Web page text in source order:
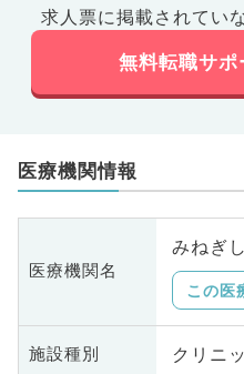
求人票に掲載されてい
無料転職サポ
医療機関情報
医療機関名
みねぎ
この医
施設種別 クリニ